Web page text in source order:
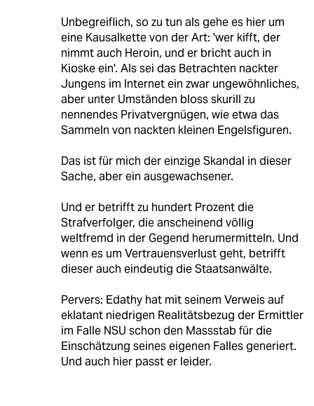
Unbegreiflich, so zu tun als gehe es hier um
eine Kausalkette von der Art: 'wer kifft, der
nimmt auch Heroin, und er bricht auch in
Kioske ein'. Als sei das Betrachten nackter
Jungens im Internet ein zwar ungewöhnliches,
aber unter Umständen bloss skurill zu
nennendes Privatvergnügen, wie etwa das
Sammeln von nackten kleinen Engelsfiguren.
Das ist für mich der einzige Skandal in dieser
Sache, aber ein ausgewachsener.
Und er betrifft zu hundert Prozent die
Strafverfolger, die anscheinend völlig
weltfremd in der Gegend herumermitteln. Und
wenn es um Vertrauensverlust geht, betrifft
dieser auch eindeutig die Staatsanwälte.
Pervers: Edathy hat mit seinem Verweis auf
eklatant niedrigen Realitätsbezug der Ermittler
im Falle NSU schon den Massstab für die
Einschätzung seines eigenen Falles generiert.
Und auch hier passt er leider.